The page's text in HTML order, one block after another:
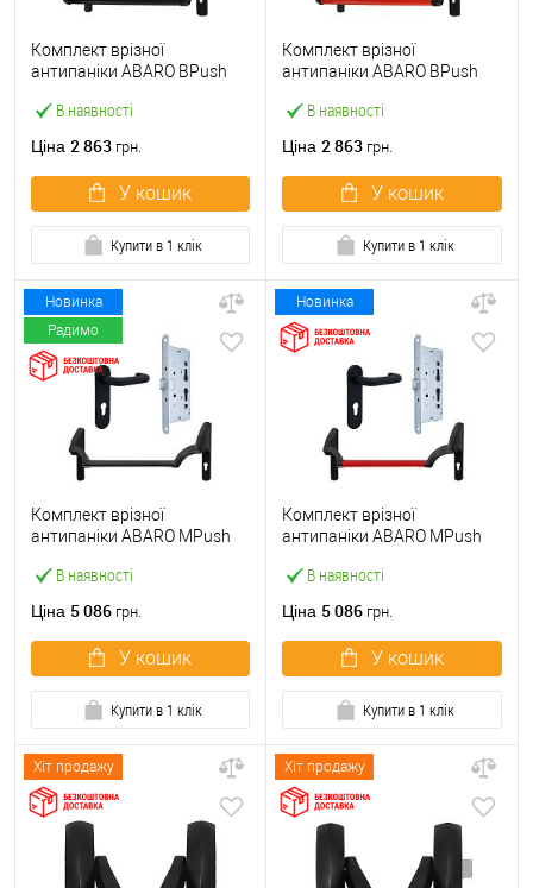
В наявності
Комплект врізної
антипаніки ABARO BPush
чорний із замком та ручкою
Ціна 2 863 грн.
У кошик
Купити в 1 клік
В наявності
Комплект врізної
антипаніки ABARO BPush
червоний із замком та
Ціна 2 863 грн.
У кошик
Купити в 1 клік
Новинка
Радимо
В наявності
Комплект врізної
антипаніки ABARO МPush
чорний із замком та ручкою
Ціна 5 086 грн.
У кошик
Купити в 1 клік
Новинка
В наявності
Комплект врізної
антипаніки ABARO МPush
червоний із замком та
Ціна 5 086 грн.
У кошик
Купити в 1 клік
Хіт продажу Хіт продажу